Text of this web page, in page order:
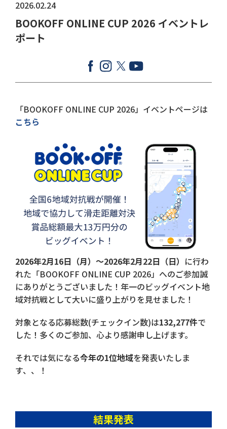
BOOKOFF ONLINE CUP 2026 イベントレ
ポート
2026.02.24
「BOOKOFF ONLINE CUP 2026」イベントページは
こちら
2026年2月16日（月）〜2026年2月22日（日） に行わ
れた「BOOKOFF ONLINE CUP 2026」へのご参加誠
にありがとうございました！年一のビッグイベント地
域対抗戦として大いに盛り上がりを見せました！
対象となる応募総数(チェックイン数)は132,277件で
した！多くのご参加、心より感謝申し上げます。
それでは気になる今年の1位地域を発表いたしま
す、、！
結果発表